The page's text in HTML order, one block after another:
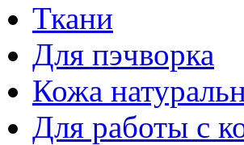
Ткани
Для пэчворка
Кожа
Для работы с